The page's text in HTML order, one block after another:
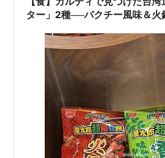
リは結構…
ター」2種──パクチー風味＆火